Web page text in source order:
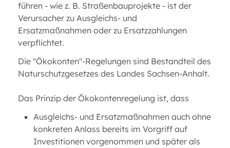
führen - wie z. B. Straßenbauprojekte - ist der
Verursacher zu Ausgleichs- und
Ersatzmaßnahmen oder zu Ersatzzahlungen
verpflichtet.
Die "Ökokonten"-Regelungen sind Bestandteil des
Naturschutzgesetzes des Landes Sachsen-Anhalt.
Das Prinzip der Ökokontenregelung ist, dass
Ausgleichs- und Ersatzmaßnahmen auch ohne
konkreten Anlass bereits im Vorgriff auf
Investitionen vorgenommen und später als